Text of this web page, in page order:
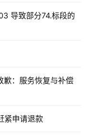
through multiple
block devices,
recovery attempts
affected.
导致部分74.标段的
：服务恢复与补偿
紧申请退款